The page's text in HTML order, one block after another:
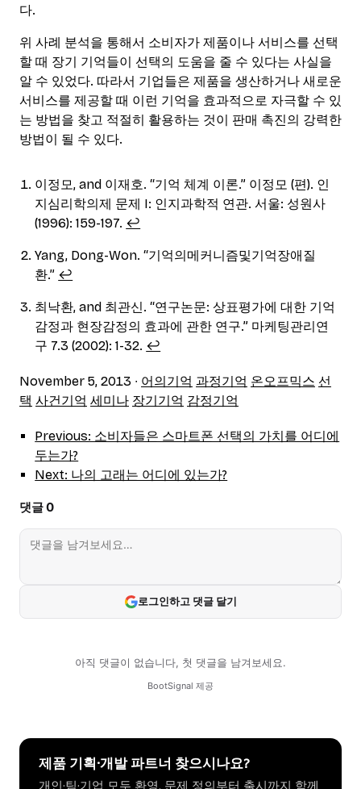
다.
위 사례 분석을 통해서 소비자가 제품이나 서비스를 선택
할 때 장기 기억들이 선택의 도움을 줄 수 있다는 사실을
알 수 있었다. 따라서 기업들은 제품을 생산하거나 새로운
서비스를 제공할 때 이런 기억을 효과적으로 자극할 수 있
는 방법을 찾고 적절히 활용하는 것이 판매 촉진의 강력한
방법이 될 수 있다.
이정모, and 이재호. “기억 체계 이론.” 이정모 (편). 인
지심리학의제 문제 I: 인지과학적 연관. 서울: 성원사
(1996): 159-197. ↩︎
Yang, Dong-Won. “기억의메커니즘및기억장애질
환.” ↩︎
최낙환, and 최관신. “연구논문: 상표평가에 대한 기억
감정과 현장감정의 효과에 관한 연구.” 마케팅관리연
구 7.3 (2002): 1-32. ↩︎
November 5, 2013 ∙ 어의기억 과정기억 온오프믹스 선
택 사건기억 세미나 장기기억 감정기억
Previous: 소비자들은 스마트폰 선택의 가치를 어디에
두는가?
Next: 나의 고래는 어디에 있는가?
제품 기획·개발 파트너 찾으시나요?
개인·팀·기업 모두 환영. 문제 정의부터 출시까지 함께